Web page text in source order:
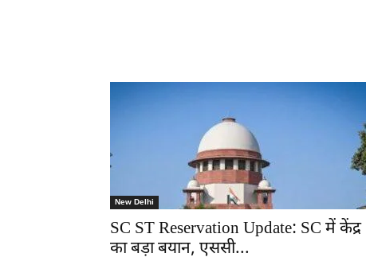
New Delhi
SC ST Reservation Update: SC में केंद्र
का बड़ा बयान, एससी...